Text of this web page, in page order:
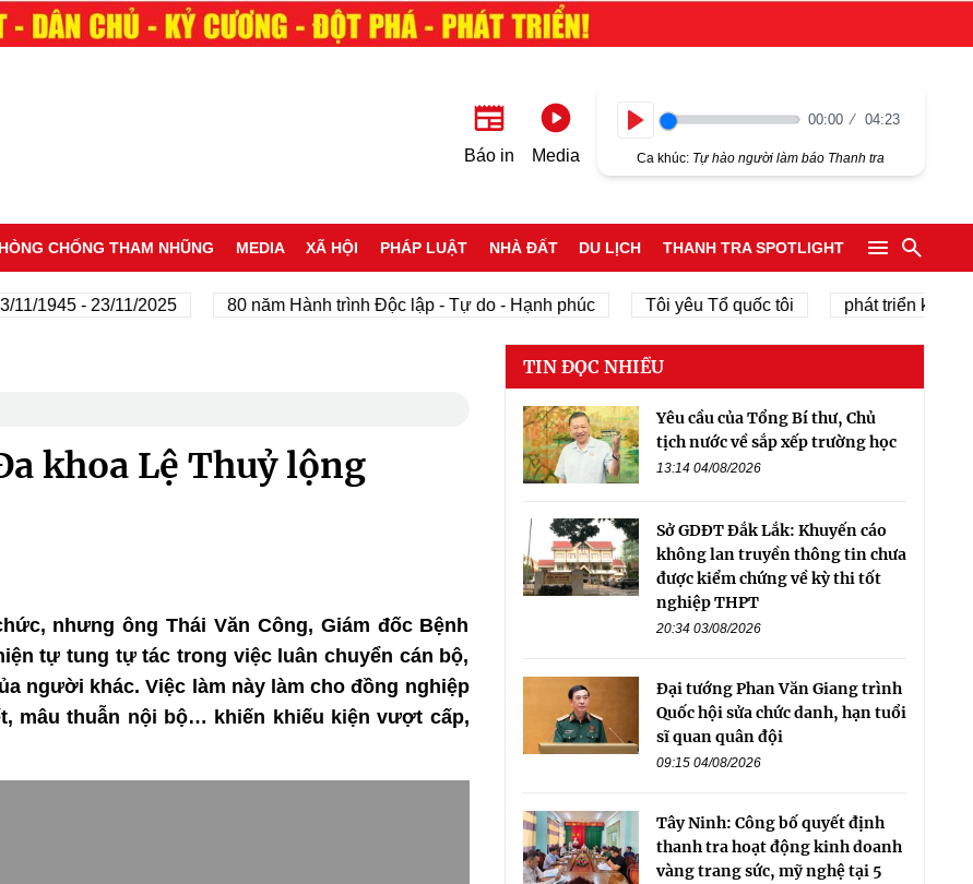
Báo in Media
00:00 04:23
Ca khúc: Tự hào người làm báo Thanh tra
CHỐNG THAM NHŨNG MEDIA XÃ HỘI PHÁP LUẬT NHÀ ĐẤT DU LỊCH THANH TRA SPOTLIGHT
1945 - 23/11/2025 80 năm Hành trình Độc lập - Tự do - Hạnh phúc Tôi yêu Tổ quốc tôi phát triển kinh tế tư
khoa Lệ Thuỷ lộng
nhưng ông Thái Văn Công, Giám đốc Bệnh
tự tung tự tác trong việc luân chuyển cán bộ,
người khác. Việc làm này làm cho đồng nghiệp
mâu thuẫn nội bộ… khiến khiếu kiện vượt cấp,
TIN ĐỌC NHIỀU
Yêu cầu của Tổng Bí thư, Chủ
tịch nước về sắp xếp trường học
13:14 04/08/2026
Sở GDĐT Đắk Lắk: Khuyến cáo
không lan truyền thông tin chưa
được kiểm chứng về kỳ thi tốt
nghiệp THPT
20:34 03/08/2026
Đại tướng Phan Văn Giang trình
Quốc hội sửa chức danh, hạn tuổi
sĩ quan quân đội
09:15 04/08/2026
Tây Ninh: Công bố quyết định
thanh tra hoạt động kinh doanh
vàng trang sức, mỹ nghệ tại 5